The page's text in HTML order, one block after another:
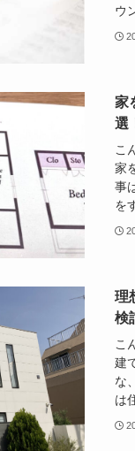
ウ
家
選
こ
家
事
を
理
検
こ
建
な
は